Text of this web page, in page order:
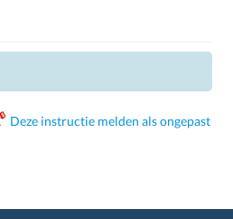
Deze instructie melden als ongepast